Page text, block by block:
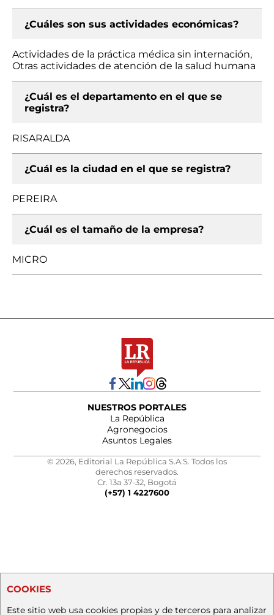
¿Cuáles son sus actividades económicas?
Actividades de la práctica médica sin internación,
Otras actividades de atención de la salud humana
¿Cuál es el departamento en el que se
registra?
RISARALDA
¿Cuál es la ciudad en el que se registra?
PEREIRA
¿Cuál es el tamaño de la empresa?
MICRO
NUESTROS PORTALES
La República
Agronegocios
Asuntos Legales
© 2026, Editorial La República S.A.S. Todos los
derechos reservados.
Cr. 13a 37-32, Bogotá
(+57) 1 4227600
COOKIES
Este sitio web usa cookies propias y de terceros para analizar